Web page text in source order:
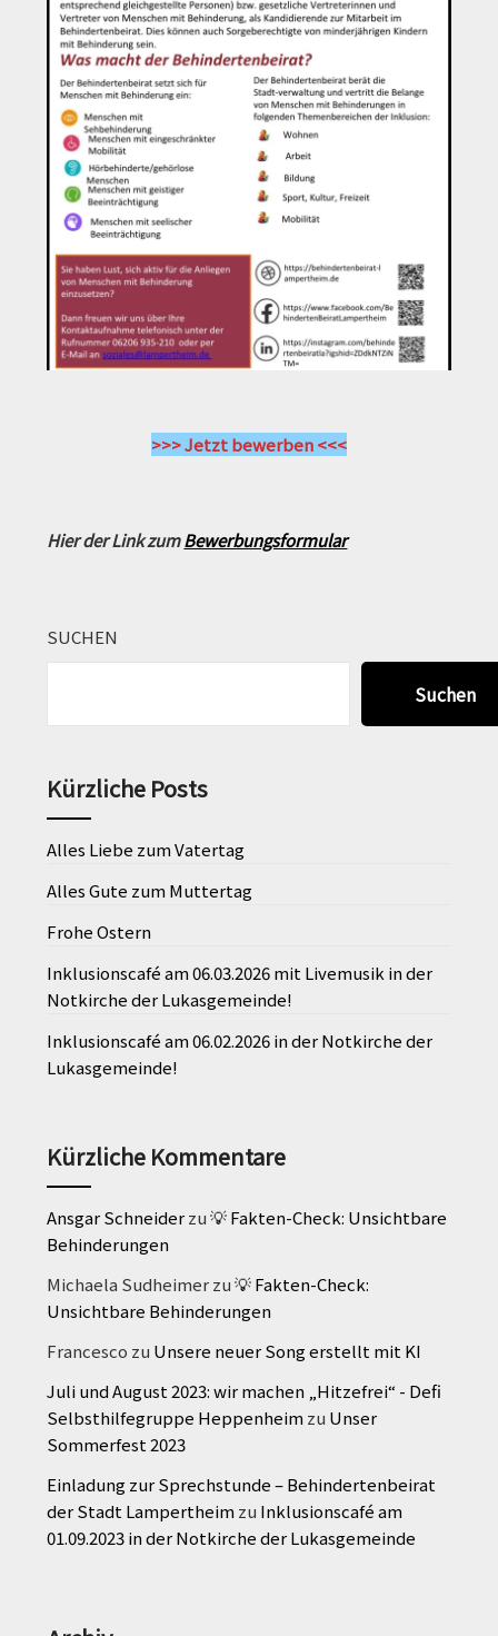
>>> Jetzt bewerben <<<
Hier der Link zumBewerbungsformular
SUCHEN
Suchen
Kürzliche Posts
Alles Liebe zum Vatertag
Alles Gute zum Muttertag
Frohe Ostern
Inklusionscafé am 06.03.2026 mit Livemusik in der
Notkirche der Lukasgemeinde!
Inklusionscafé am 06.02.2026 in der Notkirche der
Lukasgemeinde!
Kürzliche Kommentare
Ansgar Schneiderzu💡 Fakten-Check: Unsichtbare
Behinderungen
Michaela Sudheimerzu💡 Fakten-Check:
Unsichtbare Behinderungen
Francesco zu Unsere neuer Song erstellt mit KI
Juli und August 2023: wir machen „Hitzefrei“ - Defi
Selbsthilfegruppe Heppenheim zu Unser
Sommerfest 2023
Einladung zur Sprechstunde – Behindertenbeirat
der Stadt Lampertheim zu Inklusionscafé am
01.09.2023 in der Notkirche der Lukasgemeinde